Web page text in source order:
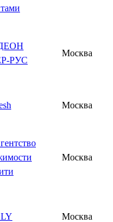
РУС
Москва
Москва
Москва
Москва